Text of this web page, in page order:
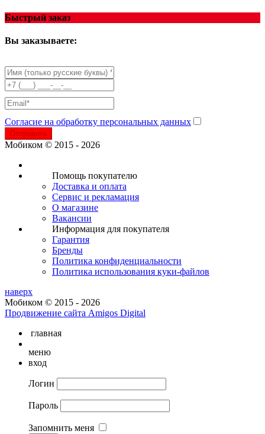
Быстрый заказ
Вы заказываете:
Согласие на обработку персональных данных
Отправить
Мобиком © 2015 - 2026
Помощь покупателю
Доставка и оплата
Сервис и рекламация
О магазине
Вакансии
Информация для покупателя
Гарантия
Бренды
Политика конфиденциальности
Политика использования куки-файлов
наверх
Мобиком © 2015 - 2026
Продвижение сайта Amigos Digital
главная
меню
вход
Логин
Пароль
Запомнить меня